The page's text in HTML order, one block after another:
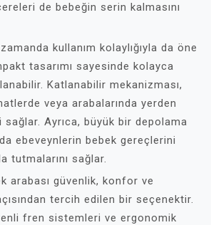
de bebeğin serin kalmasını
kullanım kolaylığıyla da öne
tasarımı sayesinde kolayca
Katlanabilir mekanizması,
veya arabalarında yerden
Ayrıca, büyük bir depolama
ebeveynlerin bebek gereçlerini
tutmalarını sağlar.
arabası güvenlik, konfor ve
tercih edilen bir seçenektir.
fren sistemleri ve ergonomik